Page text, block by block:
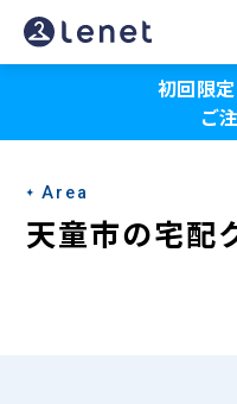
天
童
の
宅
配
初回限
ご
Area
天童市の宅配